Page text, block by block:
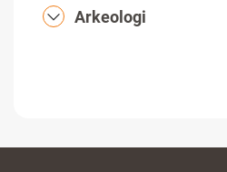
Arkeologi